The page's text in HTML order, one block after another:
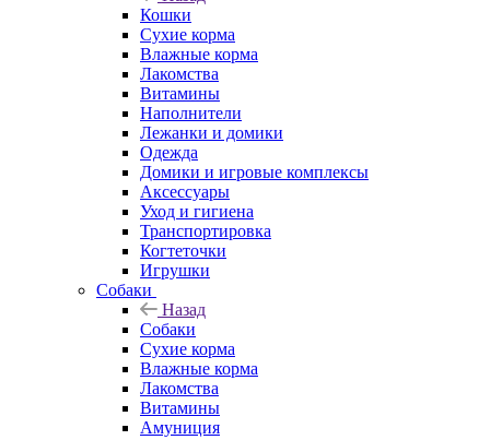
Кошки
Сухие корма
Влажные корма
Лакомства
Витамины
Наполнители
Лежанки и домики
Одежда
Домики и игровые комплексы
Аксессуары
Уход и гигиена
Транспортировка
Когтеточки
Игрушки
Собаки
Назад
Собаки
Сухие корма
Влажные корма
Лакомства
Витамины
Амуниция